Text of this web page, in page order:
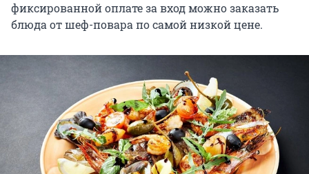
фиксированной оплате за вход можно заказать
блюда от шеф-повара по самой низкой цене.